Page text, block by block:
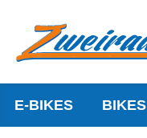
E-BIKES BIKES